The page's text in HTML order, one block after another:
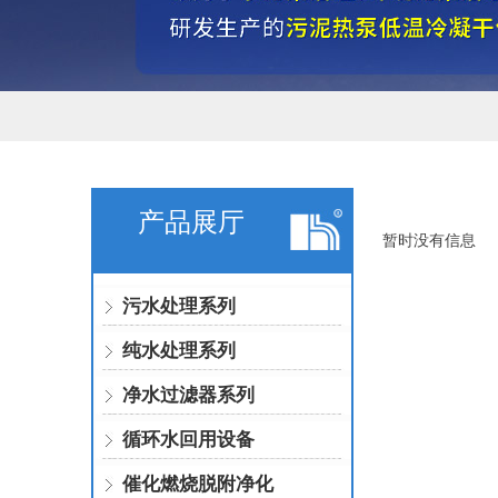
产品展厅
污水处理系列
纯水处理系列
净水过滤器系列
循环水回用设备
催化燃烧脱附净化
暂时没有信息